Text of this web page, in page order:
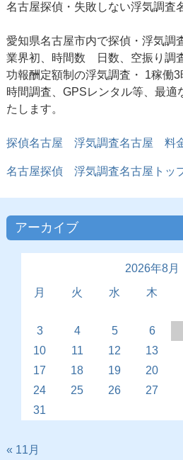
名古屋探偵・失敗しない浮気調査
愛知県名古屋市内で探偵・浮気調
業界初、時間数 日数、空振り調
功報酬定額制の浮気調査・ 1稼働
時間調査、GPSレンタル等、最適
たします。
探偵名古屋 浮気調査名古屋 料
名古屋探偵浮気調査名古屋トッ
アーカイブ
2026年8月
月
火 水 木
3
4 5 6
10
11 12 13
17
18 19 20
24
25 26 27
31
« 11月